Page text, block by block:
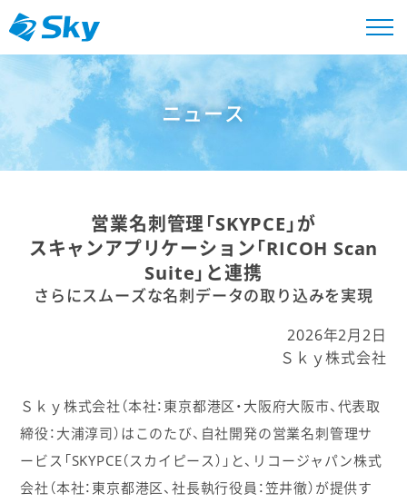
ニュース
営業名刺管理「SKYPCE」が
スキャンアプリケーション「RICOH Scan
Suite」と連携
さらにスムーズな名刺データの取り込みを実現
2026年2月2日
Ｓｋｙ株式会社
Ｓｋｙ株式会社（本社：東京都港区・大阪府大阪市、代表取
締役：大浦淳司）はこのたび、自社開発の営業名刺管理サ
ービス「SKYPCE（スカイピース）」と、リコージャパン株式
会社（本社：東京都港区、社長執行役員：笠井徹）が提供す